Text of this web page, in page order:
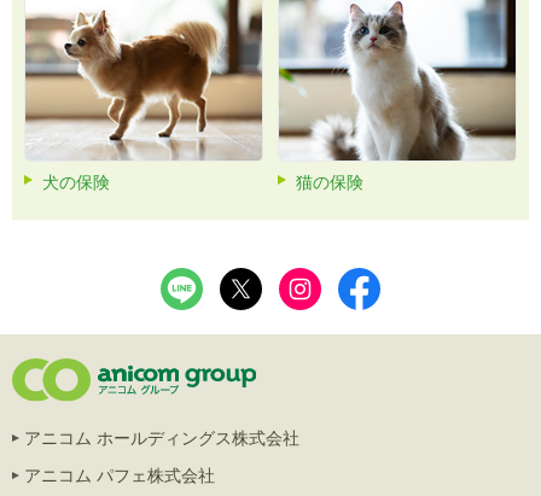
犬の保険 猫の保険
アニコム ホールディングス株式会社
アニコム パフェ株式会社